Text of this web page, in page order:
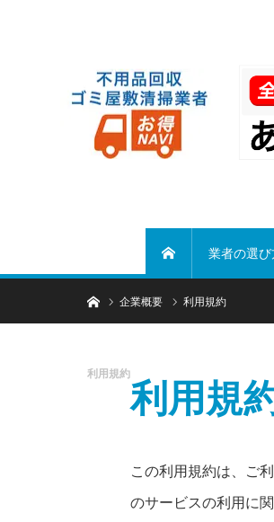
業者の選
ホーム企業概要 利用規約
利用規約
利用規
この利用規約は、ご
のサービスの利用に